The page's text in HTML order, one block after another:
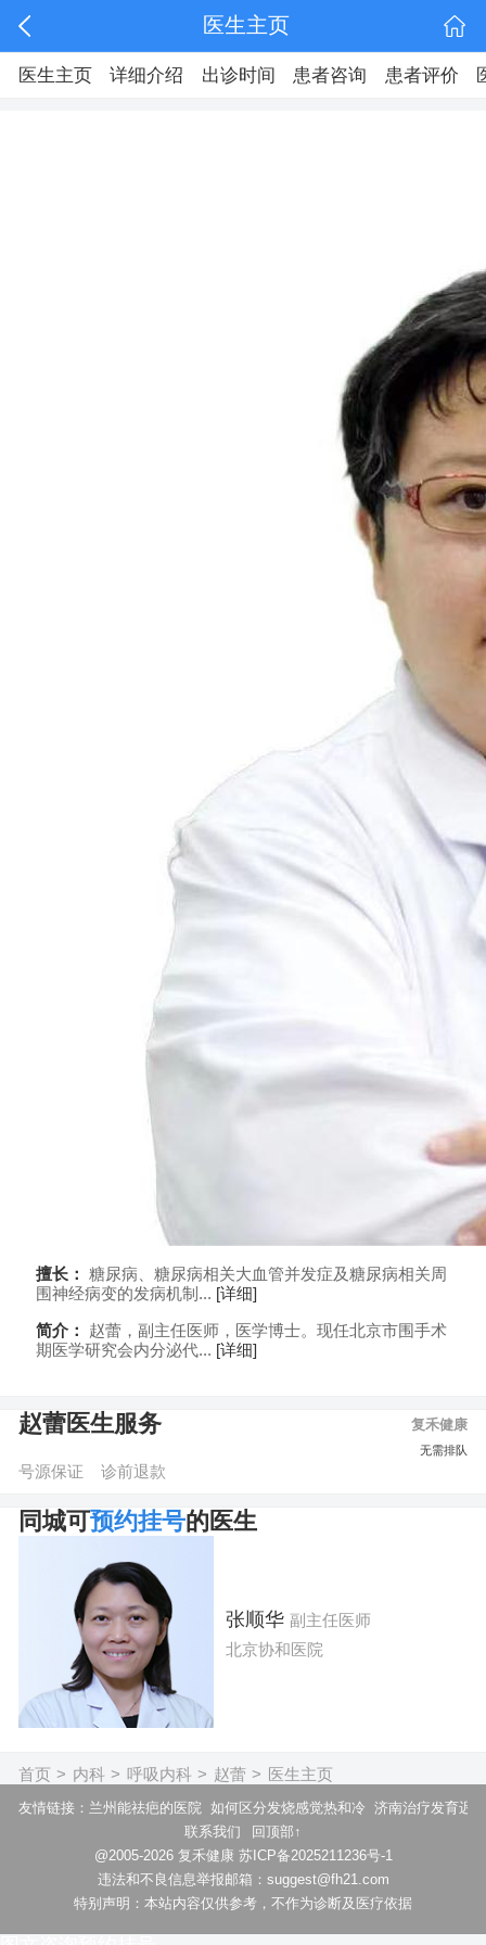
医生主页
医生主页 详细介绍 出诊时间 患者咨询 患者评价
擅长： 糖尿病、糖尿病相关大血管并发症及糖尿病相关周
围神经病变的发病机制... [详细]
简介：
赵蕾，副主任医师，医学博士。现任北京市围手术
期医学研究会内分泌代... [详细]
赵蕾医生服务 复禾健康
预约挂号无需排队
号源保证 诊前退款
同城可预约挂号的医生
张顺华 副主任医师
北京协和医院
立即提问 预约挂号
首页 > 内科 > 呼吸内科 > 赵蕾 > 医生主页
友情链接： 兰州能祛疤的医院 如何区分发烧感觉热和冷
济南治疗发育迟
联系我们
回顶部↑
@2005-2026 复禾健康 苏ICP备2025211236号-1
违法和不良信息举报邮箱：suggest@fh21.com
特别声明：本站内容仅供参考，不作为诊断及医疗依据